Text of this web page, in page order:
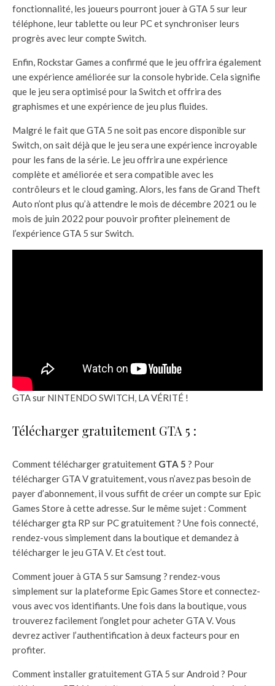
fonctionnalité, les joueurs pourront jouer à GTA 5 sur leur
téléphone, leur tablette ou leur PC et synchroniser leurs
progrès avec leur compte Switch.
Enfin, Rockstar Games a confirmé que le jeu offrira également
une expérience améliorée sur la console hybride. Cela signifie
que le jeu sera optimisé pour la Switch et offrira des
graphismes et une expérience de jeu plus fluides.
Malgré le fait que GTA 5 ne soit pas encore disponible sur
Switch, on sait déjà que le jeu sera une expérience incroyable
pour les fans de la série. Le jeu offrira une expérience
complète et améliorée et sera compatible avec les
contrôleurs et le cloud gaming. Alors, les fans de Grand Theft
Auto n’ont plus qu’à attendre le mois de décembre 2021 ou le
mois de juin 2022 pour pouvoir profiter pleinement de
l’expérience GTA 5 sur Switch.
GTA sur NINTENDO SWITCH, LA VÉRITÉ !
Télécharger gratuitement GTA 5 :
Comment télécharger gratuitement GTA 5 ? Pour
télécharger GTA V gratuitement, vous n’avez pas besoin de
payer d’abonnement, il vous suffit de créer un compte sur Epic
Games Store à cette adresse. Sur le même sujet : Comment
télécharger gta RP sur PC gratuitement ? Une fois connecté,
rendez-vous simplement dans la boutique et demandez à
télécharger le jeu GTA V. Et c’est tout.
Comment jouer à GTA 5 sur Samsung ? rendez-vous
simplement sur la plateforme Epic Games Store et connectez-
vous avec vos identifiants. Une fois dans la boutique, vous
trouverez facilement l’onglet pour acheter GTA V. Vous
devrez activer l’authentification à deux facteurs pour en
profiter.
Comment installer gratuitement GTA 5 sur Android ? Pour